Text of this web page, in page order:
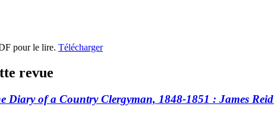
pour le lire. Télécharger
revue
Diary of a Country Clergyman, 1848-1851 : James Reid